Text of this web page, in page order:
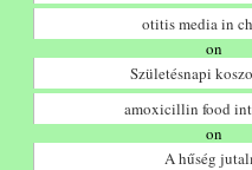
otitis media in
on
Születésnapi
amoxicillin food
on
A hűség